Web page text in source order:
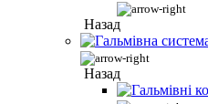
Назад
Назад